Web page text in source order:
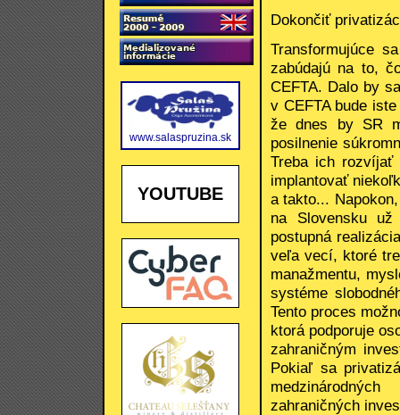
www.salaspruzina.sk
YOUTUBE
Dokončiť
Transformujúce
zabúdajú na to,
CEFTA. Dalo by
v CEFTA bude
že dnes by SR
posilnenie
Treba ich
implantovať
a takto...
na Slovensku
postupná
veľa vecí, ktoré
manažmentu,
systéme
Tento proces
ktorá podporuje
zahraničným
Pokiaľ sa
zahraničných